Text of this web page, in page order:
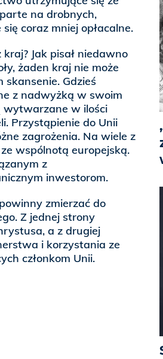
na drobnych,
coraz mniej opłacalne.
Jak pisał niedawno
żaden kraj nie może
skansenie. Gdzieś
z nadwyżką w swoim
wytwarzane w ilości
Przystąpienie do Unii
zagrożenia. Na wiele z
wspólnotą europejską.
z
inwestorom.
zmierzać do
Z jednej strony
a z drugiej
i korzystania ze
członkom Unii.